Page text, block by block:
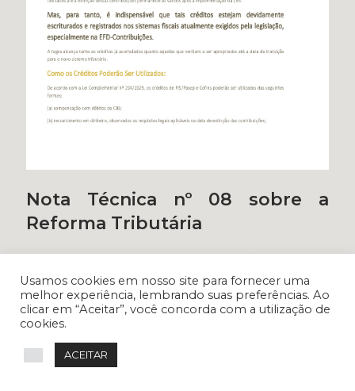
Nota Técnica nº 08 sobre a
Reforma Tributária
3 de junho de 2026
Usamos cookies em nosso site para fornecer uma
melhor experiência, lembrando suas preferências. Ao
clicar em “Aceitar”, você concorda com a utilização de
cookies.
ACEITAR